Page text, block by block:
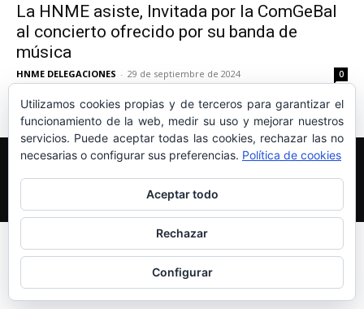
La HNME asiste, Invitada por la ComGeBal
al concierto ofrecido por su banda de
música
HNME DELEGACIONES - 29 de septiembre de 2024 0
Edición y Redacción Aviso legal
Política de cookies
© Newspaper WordPress Theme by TagDiv
Utilizamos cookies propias y de terceros para garantizar el
funcionamiento de la web, medir su uso y mejorar nuestros
servicios. Puede aceptar todas las cookies, rechazar las no
necesarias o configurar sus preferencias. Política de cookies
Aceptar todo
Rechazar
Configurar